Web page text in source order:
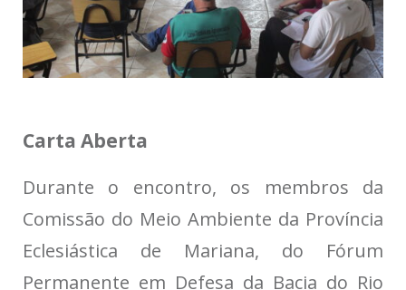
Carta Aberta
Durante o encontro, os membros da
Comissão do Meio Ambiente da Província
Eclesiástica de Mariana, do Fórum
Permanente em Defesa da Bacia do Rio